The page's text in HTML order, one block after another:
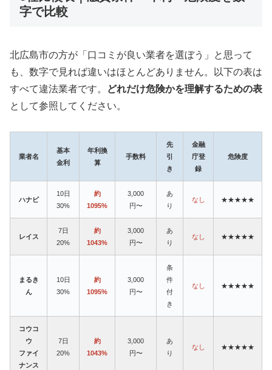
字で比較
北広島市の方が「口コミが良い業者を選ぼう」と思って
も、数字で見れば違いはほとんどありません。以下の表は
すべて違法業者です。
どれだけ危険かを理解するための表
として参照してください。
業者名
基本
金利
年利換
算
手数料
先
引
き
金融
庁登
録
危険度
ハナビ
10日
30%
約
1095%
3,000
円〜
あ
り
なし ★★★★★
レイス
7日
20%
約
1043%
3,000
円〜
あ
り
なし ★★★★★
まるき
ん
10日
30%
約
1095%
3,000
円〜
条
件
付
き
なし ★★★★★
コウコ
ウ
ファイ
ナンス
7日
20%
約
1043%
3,000
円〜
あ
り
なし ★★★★★